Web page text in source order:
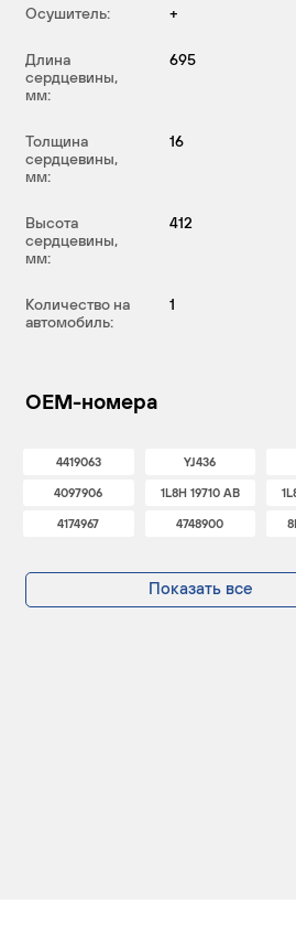
Осушитель: +
Длина
сердцевины,
мм:
695
Толщина
сердцевины,
мм:
16
Высота
сердцевины,
мм:
412
Количество на
автомобиль:
1
OEM-номера
4419063 YJ436
4097906 1L8H 19710 AB
4174967 4748900
Показать все